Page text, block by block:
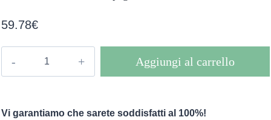
59.78€
di
Aggiungi al carrello
Vi garantiamo che sarete soddisfatti al 100%!